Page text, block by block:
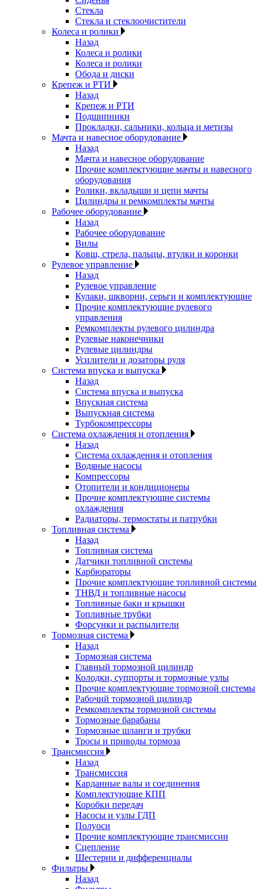
Стекла
Стекла и стеклоочистители
Колеса и ролики
Назад
Колеса и ролики
Колеса и ролики
Обода и диски
Крепеж и РТИ
Назад
Крепеж и РТИ
Подшипники
Прокладки, сальники, кольца и метизы
Мачта и навесное оборудование
Назад
Мачта и навесное оборудование
Прочие комплектующие мачты и навесного
оборудования
Ролики, вкладыши и цепи мачты
Цилиндры и ремкомплекты мачты
Рабочее оборудование
Назад
Рабочее оборудование
Вилы
Ковш, стрела, пальцы, втулки и коронки
Рулевое управление
Назад
Рулевое управление
Кулаки, шкворни, серьги и комплектующие
Прочие комплектующие рулевого
управления
Ремкомплекты рулевого цилиндра
Рулевые наконечники
Рулевые цилиндры
Усилители и дозаторы руля
Система впуска и выпуска
Назад
Система впуска и выпуска
Впускная система
Выпускная система
Турбокомпрессоры
Система охлаждения и отопления
Назад
Система охлаждения и отопления
Водяные насосы
Компрессоры
Отопители и кондиционеры
Прочие комплектующие системы
охлаждения
Радиаторы, термостаты и патрубки
Топливная система
Назад
Топливная система
Датчики топливной системы
Карбюраторы
Прочие комплектующие топливной системы
ТНВД и топливные насосы
Топливные баки и крышки
Топливные трубки
Форсунки и распылители
Тормозная система
Назад
Тормозная система
Главный тормозной цилиндр
Колодки, суппорты и тормозные узлы
Прочие комплектующие тормозной системы
Рабочий тормозной цилиндр
Ремкомплекты тормозной системы
Тормозные барабаны
Тормозные шланги и трубки
Тросы и приводы тормоза
Трансмиссия
Назад
Трансмиссия
Карданные валы и соединения
Комплектующие КПП
Коробки передач
Насосы и узлы ГДП
Полуоси
Прочие комплектующие трансмиссии
Сцепление
Шестерни и дифференциалы
Фильтры
Назад